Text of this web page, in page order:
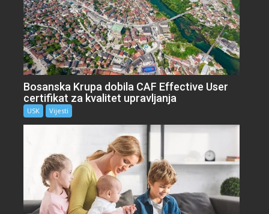
Bosanska Krupa dobila CAF Effective User
certifikat za kvalitet upravljanja
USK Vijesti